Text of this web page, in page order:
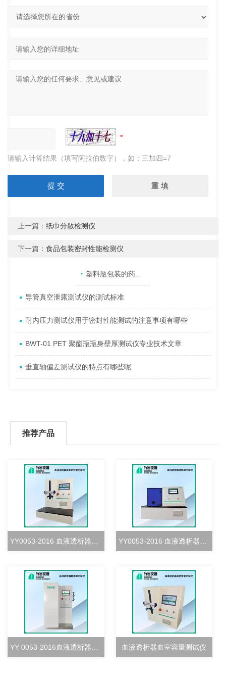
请输入计算结果（填写阿拉伯数字），如：三加四=7
上一篇：纸巾分散检测仪
下一篇：食品包装密封性能检测仪
相关文章 塑料瓶包装的药品氧化变质或变色的原因是什么
导管真空泄露测试仪的测试标准
耐内压力测试仪用于密封性能测试的注意事项有哪些
BWT-01 PET 聚酯瓶瓶身壁厚测试仪专业技术文章
垂直轴偏差测试仪的特点有哪些呢
推荐产品
YY0053-2016 血液透析器血室密合度测试仪 YY0053-2016 血液透析器清除率测试仪
YY 0053-2016血液透析器超滤率测试仪 血液透析器血室容量测试仪